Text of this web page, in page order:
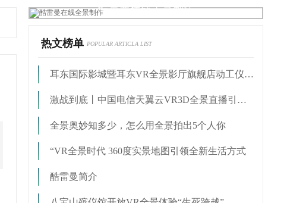
酷雷曼在线全景制作
热文榜单 POPULAR ARTICLA LIST
耳东国际影城暨耳东VR全景影厅旗舰店动工仪式盛大举行
激战到底丨中国电信天翼云VR3D全景直播引燃拳击热火
全景奥妙知多少，怎么用全景拍出5个人你
“VR全景时代 360度实景地图引领全新生活方式
酷雷曼简介